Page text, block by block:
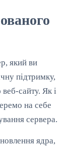
який ви
підтримку,
сайту. Як і
на себе
сервера.
ядра,